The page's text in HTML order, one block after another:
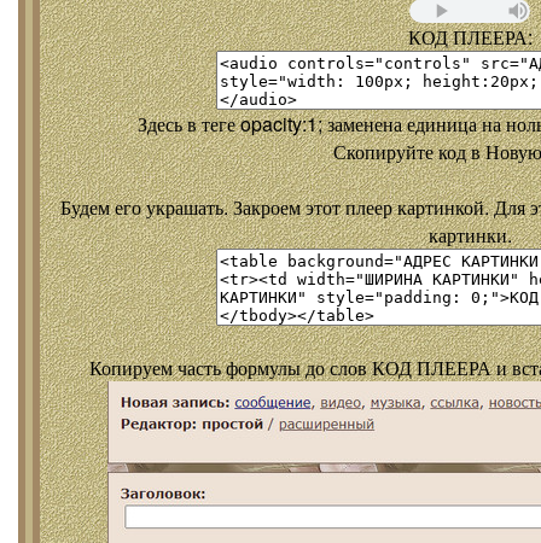
КОД ПЛЕЕРА:
Здесь в теге opacity:1; заменена единица на
Скопируйте код в
Будем его украшать. Закроем этот плеер картинкой. Для
картинки.
Копируем часть формулы до слов КОД ПЛЕЕРА и